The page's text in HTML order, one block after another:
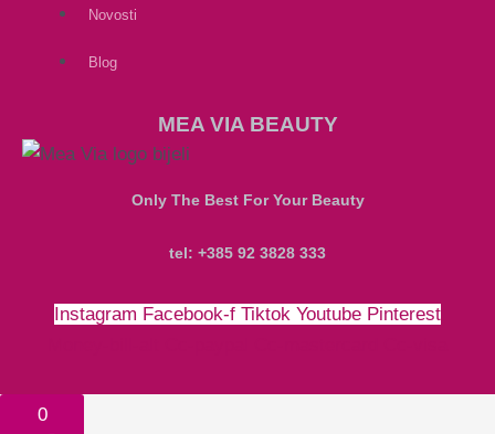
Novosti
Blog
MEA VIA BEAUTY
Only The Best For Your Beauty
tel: +385 92 3828 333
Instagram Facebook-f Tiktok Youtube Pinterest
0